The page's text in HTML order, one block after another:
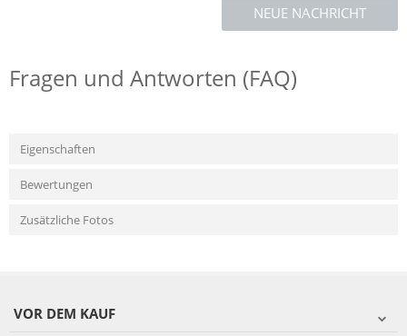
NEUE NACHRICHT
Fragen und Antworten (FAQ)
Eigenschaften
Bewertungen
Zusätzliche Fotos
VOR DEM KAUF